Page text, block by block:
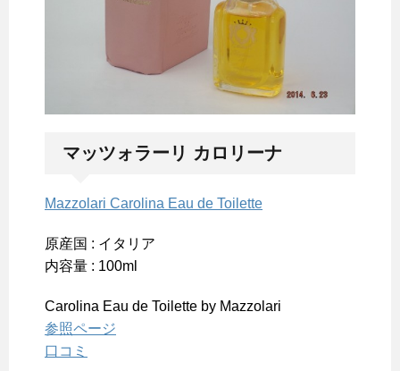
マッツォラーリ カロリーナ
Mazzolari Carolina Eau de Toilette
原産国 : イタリア
内容量 : 100ml
Carolina Eau de Toilette by Mazzolari
参照ページ
口コミ